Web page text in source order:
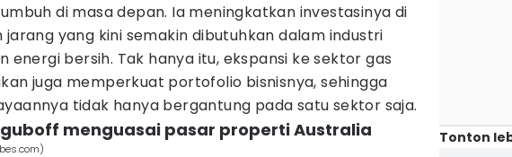
di masa depan. Ia meningkatkan investasinya di
yang kini semakin dibutuhkan dalam industri
energi bersih. Tak hanya itu, ekspansi ke sektor gas
juga memperkuat portofolio bisnisnya, sehingga
tidak hanya bergantung pada satu sektor saja.
menguasai pasar properti Australia Tonton